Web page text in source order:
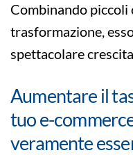
Combinando piccoli
trasformazione,
spettacolare
Aumentare il
tuo e-
veramente